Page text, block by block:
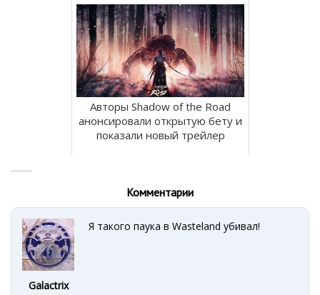
Авторы Shadow of the Road
анонсировали открытую бету и
показали новый трейлер
Комментарии
Galactrix
Я такого паука в Wasteland убивал!